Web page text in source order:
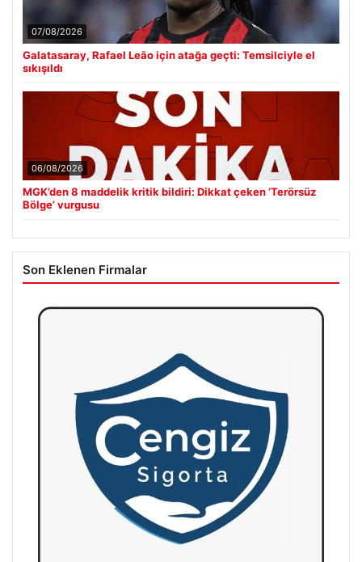
07/08/2026
Galatasaray, Rafael Leão için atağa geçti: Temsilciyle el
sıkışıldı
06/08/2026
MGK’den 8 maddelik kritik bildiri: Dikkat çeken ‘Terörsüz
Bölge’ vurgusu
Son Eklenen Firmalar